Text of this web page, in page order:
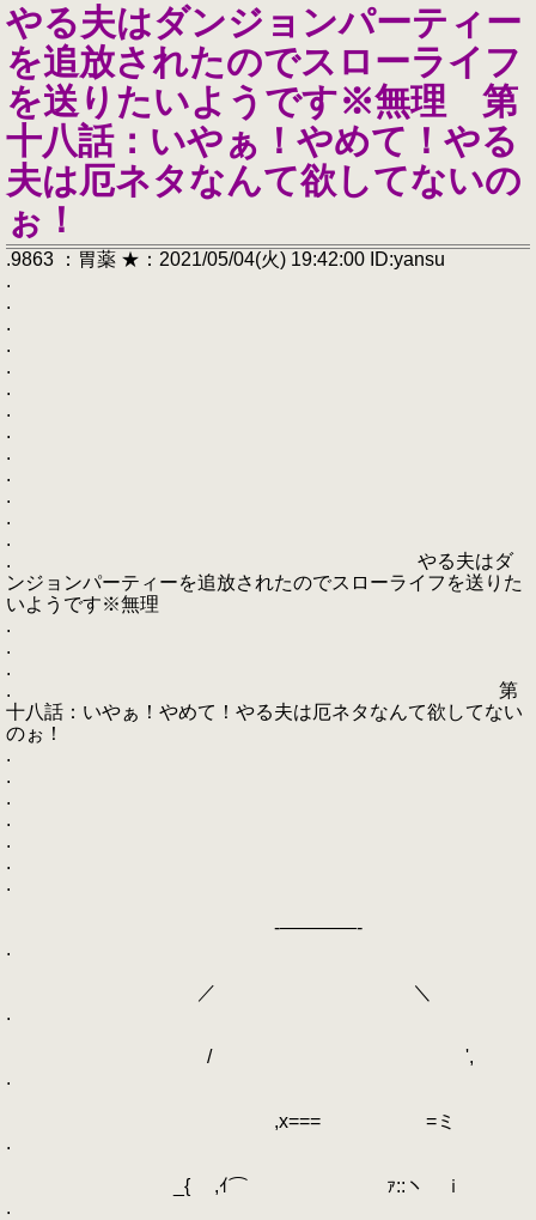
やる夫はダンジョンパーティー
を追放されたのでスローライフ
を送りたいようです※無理 第
十八話：いやぁ！やめて！やる
夫は厄ネタなんて欲してないの
ぉ！
.9863 ：胃薬 ★：2021/05/04(火) 19:42:00 ID:yansu
.
.
.
.
.
.
.
.
.
.
.
.
.
. やる夫はダ
ンジョンパーティーを追放されたのでスローライフを送りた
いようです※無理
.
.
.
. 第
十八話：いやぁ！やめて！やる夫は厄ネタなんて欲してない
のぉ！
.
.
.
.
.
.
.
-――――-
.
／ ＼
.
/ ',
.
,x=== =ミ
.
_{ ,ｲ⌒ ｧ::ヽ ｉ
.